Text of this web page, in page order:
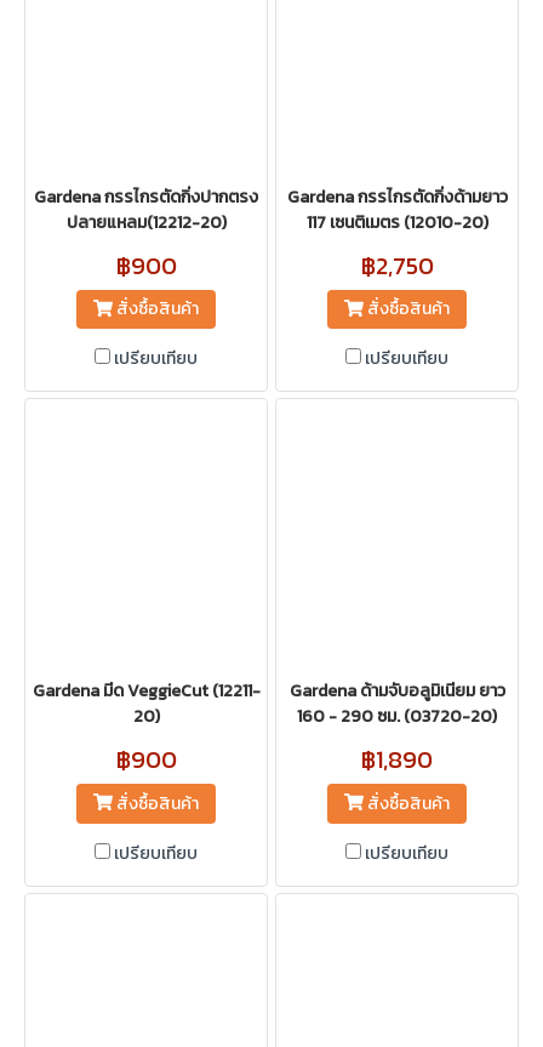
Gardena กรรไกรตัดกิ่งปากตรง
ปลายแหลม(12212-20)
฿900
สั่งซื้อสินค้า
เปรียบเทียบ
Gardena กรรไกรตัดกิ่งด้ามยาว
117 เซนติเมตร (12010-20)
฿2,750
สั่งซื้อสินค้า
เปรียบเทียบ
Gardena มีด VeggieCut (12211-
20)
฿900
สั่งซื้อสินค้า
เปรียบเทียบ
Gardena ด้ามจับอลูมิเนียม ยาว
160 - 290 ซม. (03720-20)
฿1,890
สั่งซื้อสินค้า
เปรียบเทียบ